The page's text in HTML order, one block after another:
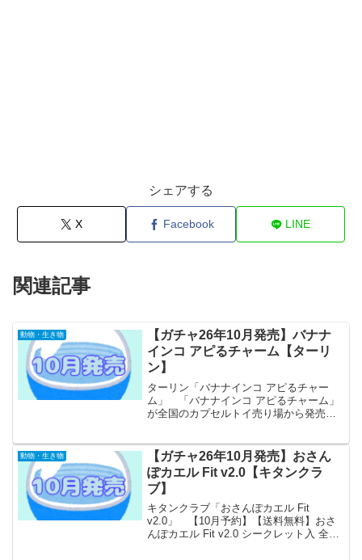
シェアする
X Facebook LINE
関連記事
動物・生き物
【ガチャ26年10月発売】バナナ
インコ アピるチャーム【ターリ
ン】
ターリン「バナナインコ アピるチャー
ム」 「バナナインコ アピるチャーム」
が全国のカプセルトイ売り場から発売さ
アピールしちゃおう♪目が離せないシュー
ルな可愛さで目立つ...
動物・生き物
【ガチャ26年10月発売】おさん
ぽカエル Fit v2.0【キタンクラ
ブ】
キタンクラブ「おさんぽカエル Fit
v2.0」 【10月予約】【送料無料】おさ
んぽカエル Fit v2.0 シークレット入 全8